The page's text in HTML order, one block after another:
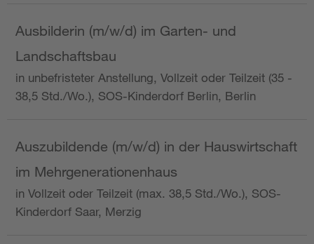
Ausbilderin (m/w/d) im Garten- und
Landschaftsbau
in unbefristeter Anstellung, Vollzeit oder Teilzeit (35 -
38,5 Std./Wo.), SOS-Kinderdorf Berlin, Berlin
Auszubildende (m/w/d) in der Hauswirtschaft
im Mehrgenerationenhaus
in Vollzeit oder Teilzeit (max. 38,5 Std./Wo.), SOS-
Kinderdorf Saar, Merzig